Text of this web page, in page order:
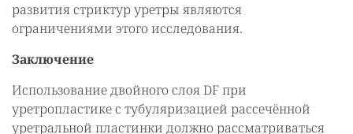
развития стриктур уретры являются
ограничениями этого исследования.
Заключение
Использование двойного слоя DF при
уретропластике с тубуляризацией рассечённой
уретральной пластинки должно рассматриваться